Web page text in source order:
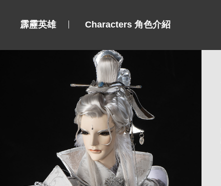
霹靂英雄 Characters 角色介紹